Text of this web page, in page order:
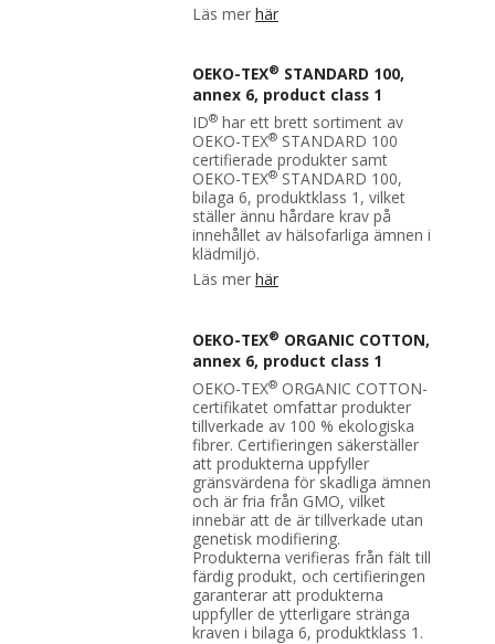
Läs mer här
OEKO-TEX® STANDARD 100,
annex 6, product class 1
ID®har ett brett sortiment av
OEKO-TEX®STANDARD 100
certifierade produkter samt
OEKO-TEX®STANDARD 100,
bilaga 6, produktklass 1, vilket
ställer ännu hårdare krav på
innehållet av hälsofarliga ämnen i
klädmiljö.
Läs mer här
OEKO-TEX® ORGANIC COTTON,
annex 6, product class 1
OEKO-TEX®ORGANIC COTTON-
certifikatet omfattar produkter
tillverkade av 100 % ekologiska
fibrer. Certifieringen säkerställer
att produkterna uppfyller
gränsvärdena för skadliga ämnen
och är fria från GMO, vilket
innebär att de är tillverkade utan
genetisk modifiering.
Produkterna verifieras från fält till
färdig produkt, och certifieringen
garanterar att produkterna
uppfyller de ytterligare stränga
kraven i bilaga 6, produktklass 1.